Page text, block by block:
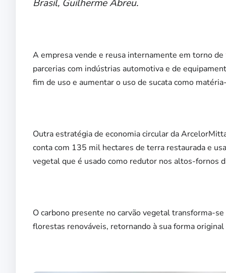
Brasil, Guilherme Abreu.
A empresa vende e reusa internamente em torno
parcerias com indústrias automotiva e de
fim de uso e aumentar o uso de sucata como
Outra estratégia de economia circular da
conta com 135 mil hectares de terra restaurada e
vegetal que é usado como redutor nos altos-fornos
O carbono presente no carvão vegetal transforma-
florestas renováveis, retornando à sua forma